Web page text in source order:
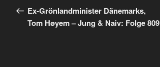
Beitrag
Ex-Grönlandminister Dänemarks,
Tom Høyem – Jung & Naiv: Folge 809